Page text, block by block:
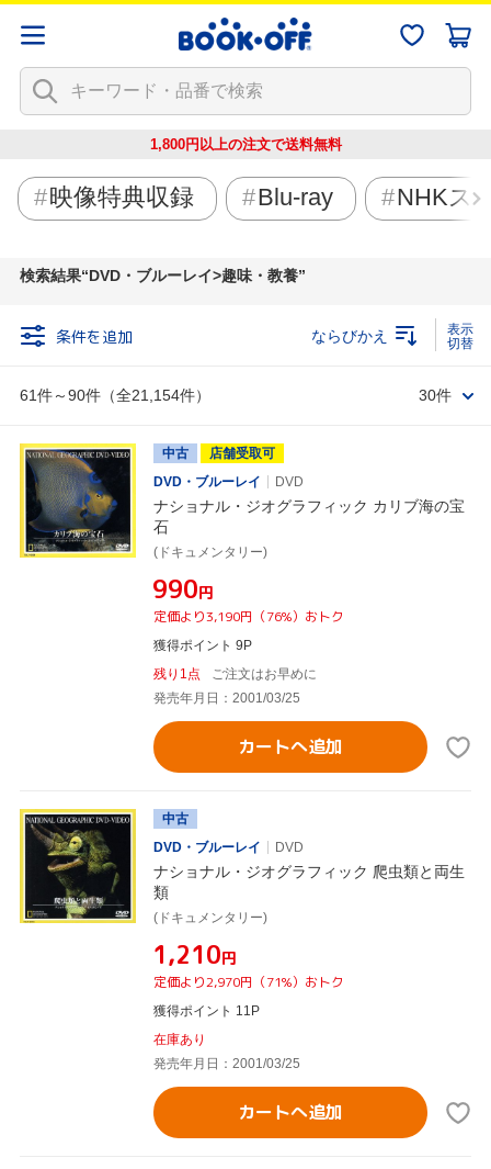
1,800円以上の注文で送料無料
映像特典収録 Blu-ray NHKス
検索結果 DVD・ブルーレイ>趣味・教養
条件を追加
61件～90件（全21,154件）
ならびかえ
30件
中古
店舗受取可
DVD・ブルーレイ
DVD
ナショナル・ジオグラフィック カリブ海の宝
石
(ドキュメンタリー)
¥990円
定価より3,190円（76%）おトク
獲得ポイント 9P
残り1点
ご注文はお早めに
発売年月日：2001/03/25
カートへ追加
中古
DVD・ブルーレイ
DVD
ナショナル・ジオグラフィック 爬虫類と両生
類
(ドキュメンタリー)
¥1,210円
定価より2,970円（71%）おトク
獲得ポイント 11P
在庫あり
発売年月日：2001/03/25
カートへ追加